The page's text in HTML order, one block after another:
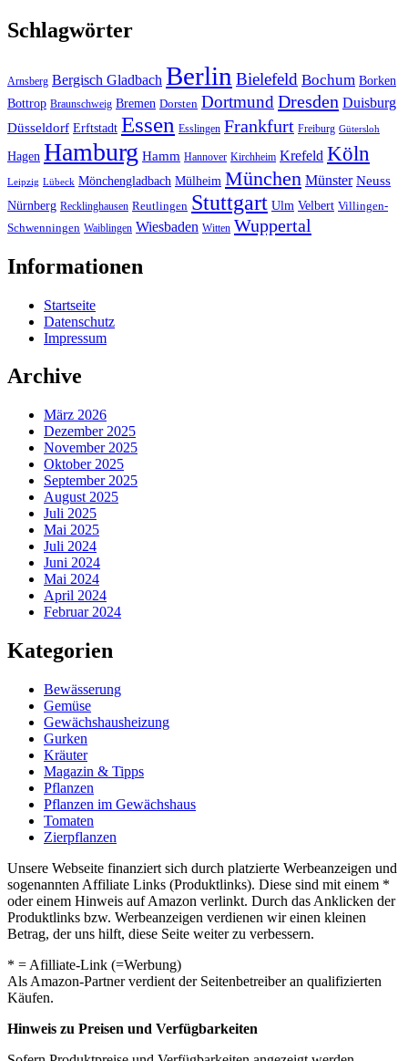
Schlagwörter
Arnsberg Bergisch Gladbach Berlin Bielefeld Bochum Borken
Bottrop Braunschweig Bremen Dorsten Dortmund Dresden Duisburg
Düsseldorf Erftstadt Essen Esslingen Frankfurt Freiburg Gütersloh
Hagen Hamburg Hamm Hannover Kirchheim Krefeld Köln
Leipzig Lübeck Mönchengladbach Mülheim München Münster Neuss
Nürnberg Recklinghausen Reutlingen Stuttgart Ulm Velbert Villingen-
Schwenningen Waiblingen Wiesbaden Witten Wuppertal
Informationen
Startseite
Datenschutz
Impressum
Archive
März 2026
Dezember 2025
November 2025
Oktober 2025
September 2025
August 2025
Juli 2025
Mai 2025
Juli 2024
Juni 2024
Mai 2024
April 2024
Februar 2024
Kategorien
Bewässerung
Gemüse
Gewächshausheizung
Gurken
Kräuter
Magazin & Tipps
Pflanzen
Pflanzen im Gewächshaus
Tomaten
Zierpflanzen
Unsere Webseite finanziert sich durch platzierte Werbeanzeigen und
sogenannten Affiliate Links (Produktlinks). Diese sind mit einem *
oder einem Hinweis auf Amazon verlinkt. Durch das Anklicken der
Produktlinks bzw. Werbeanzeigen verdienen wir einen kleinen
Betrag, der uns hilft, diese Seite weiter zu verbessern.
* = Afilliate-Link (=Werbung)
Als Amazon-Partner verdient der Seitenbetreiber an qualifizierten
Käufen.
Hinweis zu Preisen und Verfügbarkeiten